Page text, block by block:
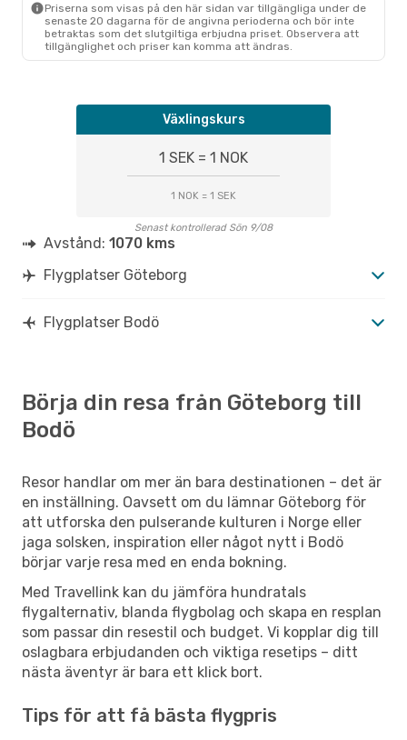
Fre 21 Aug. - Fre 21 Aug.
Scandinavian Airlines1 Mellanlandning
GOT
- BOO
- Tors 1 Okt.
1 Mellanlandning
Scandinavian Airlines
Priserna som visas på den här sidan var tillgängliga under de
senaste 20 dagarna för de angivna perioderna och bör inte
betraktas som det slutgiltiga erbjudna priset. Observera att
tillgänglighet och priser kan komma att ändras.
Växlingskurs
1 SEK = 1 NOK
1 NOK = 1 SEK
Senast kontrollerad Sön 9/08
Avstånd: 1070 kms
Flygplatser Göteborg
Flygplatser Bodö
Börja din resa från Göteborg till
Bodö
Resor handlar om mer än bara destinationen – det är
en inställning. Oavsett om du lämnar Göteborg för
att utforska den pulserande kulturen i Norge eller
jaga solsken, inspiration eller något nytt i Bodö
börjar varje resa med en enda bokning.
Med Travellink kan du jämföra hundratals
flygalternativ, blanda flygbolag och skapa en resplan
som passar din resestil och budget. Vi kopplar dig till
oslagbara erbjudanden och viktiga resetips – ditt
nästa äventyr är bara ett klick bort.
Tips för att få bästa flygpris